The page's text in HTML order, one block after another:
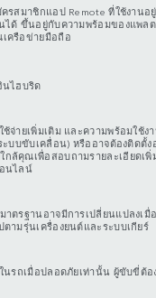
รสมาชิกแอป Remote ที่ใช้งานอ
ได้ ขึ้นอยู่กับความพร้อมของแพล
ครือข่ายมือถือ
นไฮบริด
จ่ายเพิ่มเติม และความพร้อมใช้ง
ะบบขับเคลื่อน) หรืออาจต้องติดตั้
ล้คุณเพื่อสอบถามรายละเอียดเ
นไลน์
ตรฐานอาจมีการเปลี่ยนแปลงเ
ามรุ่นเครื่องยนต์และระบบเกียร์
นรถเมื่อปลอดภัยเท่านั้น ผู้ขับขี่ต้